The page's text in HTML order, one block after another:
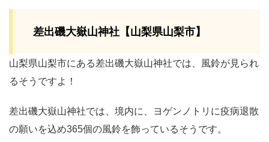
差出磯大嶽山神社【山梨県山梨市】
山梨県山梨市にある差出磯大嶽山神社では、風鈴が見られ
るそうですよ！
差出磯大嶽山神社では、境内に、ヨゲンノトリに疫病退散
の願いを込め365個の風鈴を飾っているそうです。